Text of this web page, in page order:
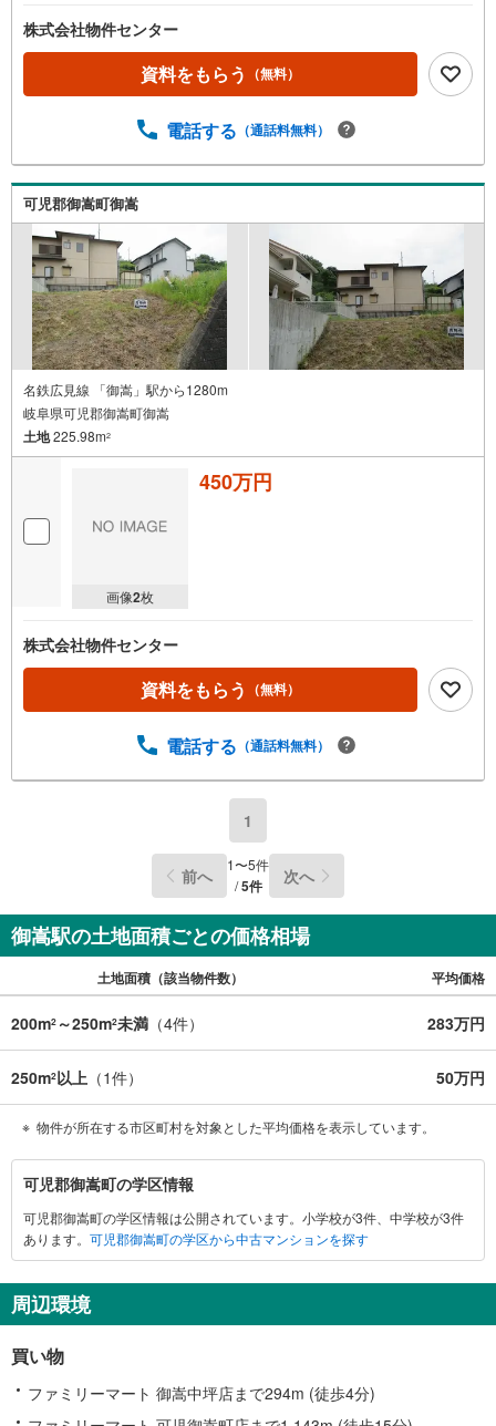
株式会社物件センター
資料をもらう （無料）
電話する （通話料無料）
可児郡御嵩町御嵩
名鉄広見線 「御嵩」駅から1280m
岐阜県可児郡御嵩町御嵩
土地225.98m2
画像2枚
450万円
株式会社物件センター
資料をもらう （無料）
電話する （通話料無料）
1
前へ 1〜5件
/5件 次へ
御嵩駅の土地面積ごとの価格相場
土地面積（該当物件数） 平均価格
200m2 ～250m2未満 （4件） 283万円
250m2以上 （1件） 50万円
物件が所在する市区町村を対象とした平均価格を表示しています。
可
児
郡
御
町
に
す
る
情
可児郡御嵩町の学区情報
可児郡御嵩町の学区情報は公開されています。小学校が3件、中学校が3件
あります。 可児郡御嵩町の学区から中古マンションを探す
周辺環境
買い物
ファミリーマート 御嵩中坪店まで294m (徒歩4分)